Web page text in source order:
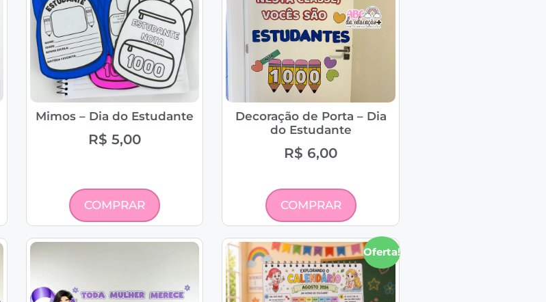
Mimos – Dia do Estudante
R$ 5,00
COMPRAR
Decoração de Porta – Dia
do Estudante
R$ 6,00
COMPRAR
Oferta!